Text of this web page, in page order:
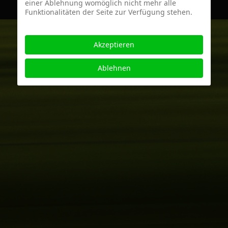
einer Ablehnung womöglich nicht mehr alle
Funktionalitäten der Seite zur Verfügung stehen.
Akzeptieren
Ablehnen